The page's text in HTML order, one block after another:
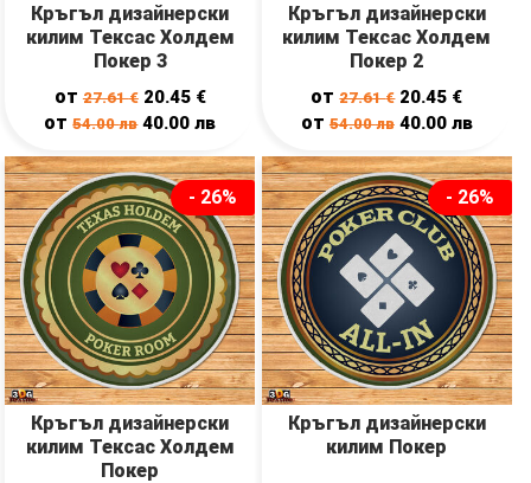
Кръгъл дизайнерски
килим Тексас Холдем
Покер 3
от27.61€ 20.45 €
от54.00лв 40.00лв
Кръгъл дизайнерски
килим Тексас Холдем
Покер 2
от27.61€ 20.45 €
от 54.00лв 40.00 лв
- 26%
Кръгъл дизайнерски
килим Тексас Холдем
Покер
- 26%
Кръгъл дизайнерски
килим Покер